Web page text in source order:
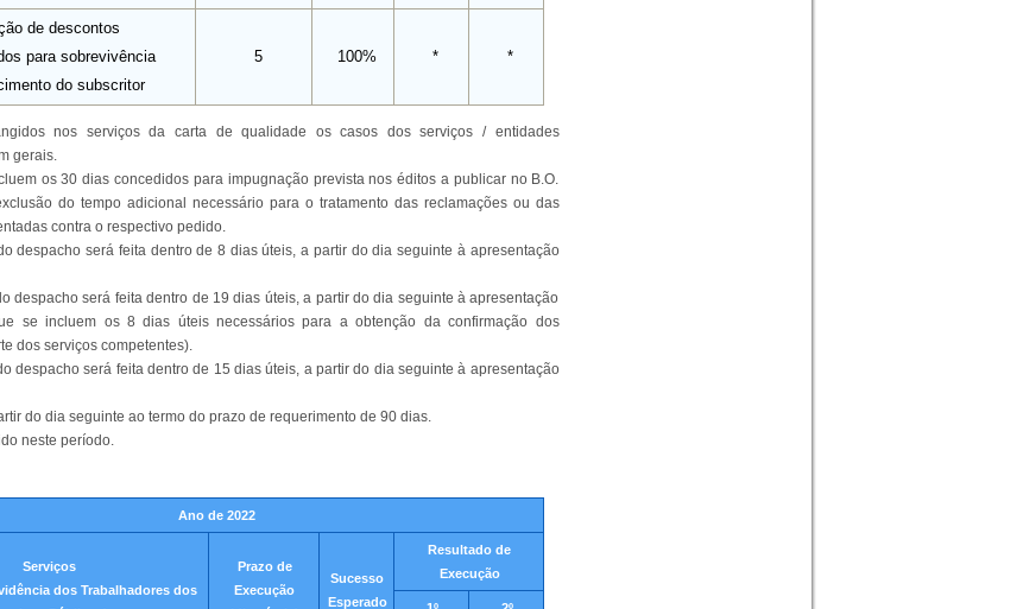
de descontos
para sobrevivência
do subscritor
5 100% * *
nos serviços da carta de qualidade os casos dos serviços / entidades
gerais.
os 30 dias concedidos para impugnação prevista nos éditos a publicar no B.O.
do tempo adicional necessário para o tratamento das reclamações ou das
contra o respectivo pedido.
despacho será feita dentro de 8 dias úteis, a partir do dia seguinte à apresentação
despacho será feita dentro de 19 dias úteis, a partir do dia seguinte à apresentação
se incluem os 8 dias úteis necessários para a obtenção da confirmação dos
dos serviços competentes).
despacho será feita dentro de 15 dias úteis, a partir do dia seguinte à apresentação
do dia seguinte ao termo do prazo de requerimento de 90 dias.
neste período.
Ano de 2022
Serviços
dos Trabalhadores dos
Prazo de
Execução
Sucesso
Esperado
Resultado de
Execução